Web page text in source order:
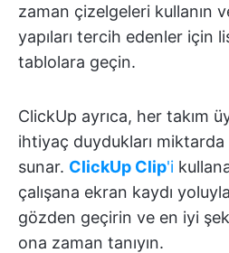
zaman çizelgeleri kullanın
yapıları tercih edenler için
tablolara geçin.
ClickUp ayrıca, her takım
ihtiyaç duydukları
sunar. ClickUp Clip'i
çalışana ekran kaydı
gözden geçirin ve en iyi
ona zaman tanıyın.